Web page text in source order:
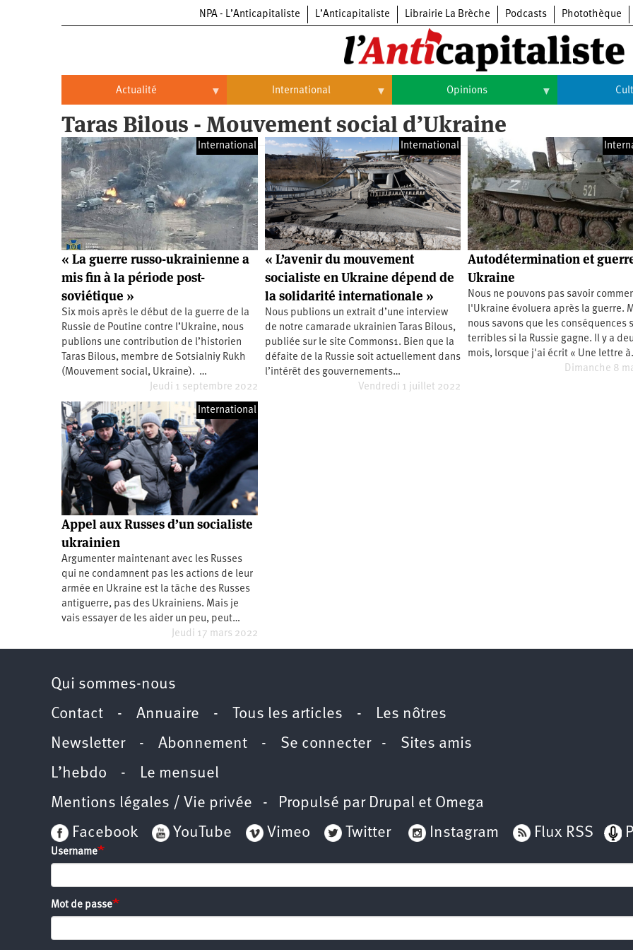
NPA - L’Anticapitaliste L’Anticapitaliste Librairie La Brèche Podcasts Photothèque
Actualité
Actualité
Politique
Entreprises
Entreprises
Automobile
Aéronautique
Commerce
Hôpitaux
SNCF
Oppressions
Oppressions
Antiracisme
Féminisme
LGBTI
Économie
Écologie
Éducation
Santé
Vidéos
département
International
International
Brésil
Chine
États-
Unis
Continents
Afrique
Amérique
Nord
Amérique
latine
Asie
Europe
Orient
Océanie
Opinions
Opinions
Histoire Arts
Cinéma
Expositions
Livres
Musique
Taras Bilous - Mouvement social d’Ukraine
International
« La guerre russo-ukrainienne a
mis fin à la période post-
soviétique »
Six mois après le début de la guerre de la
Russie de Poutine contre l’Ukraine, nous
publions une contribution de l’historien
Taras Bilous, membre de Sotsialniy Rukh
(Mouvement social, Ukraine). …
Jeudi 1 septembre 2022
International
« L’avenir du mouvement
socialiste en Ukraine dépend de
la solidarité internationale »
Nous publions un extrait d’une interview
de notre camarade ukrainien Taras Bilous,
publiée sur le site Commons1. Bien que la
défaite de la Russie soit actuellement dans
l’intérêt des gouvernements…
Vendredi 1 juillet 2022
Autodétermination et
Ukraine
Nous ne pouvons pas savoir
l'Ukraine évoluera après la guerre.
nous savons que les conséquences
terribles si la Russie gagne. Il y a
mois, lorsque j'ai écrit « Une lettre
Dimanche 8
International
Appel aux Russes d’un socialiste
ukrainien
Argumenter maintenant avec les Russes
qui ne condamnent pas les actions de leur
armée en Ukraine est la tâche des Russes
antiguerre, pas des Ukrainiens. Mais je
vais essayer de les aider un peu, peut…
Jeudi 17 mars 2022
Qui sommes-nous
Contact - Annuaire - Tous les articles - Les nôtres
Newsletter- Abonnement - Se connecter- Sites amis
L’hebdo - Le mensuel
Mentions légales / Vie privée - Propulsé par Drupal et Omega
Facebook
YouTube Vimeo Twitter Instagram Flux RSS
Username
Mot de passe